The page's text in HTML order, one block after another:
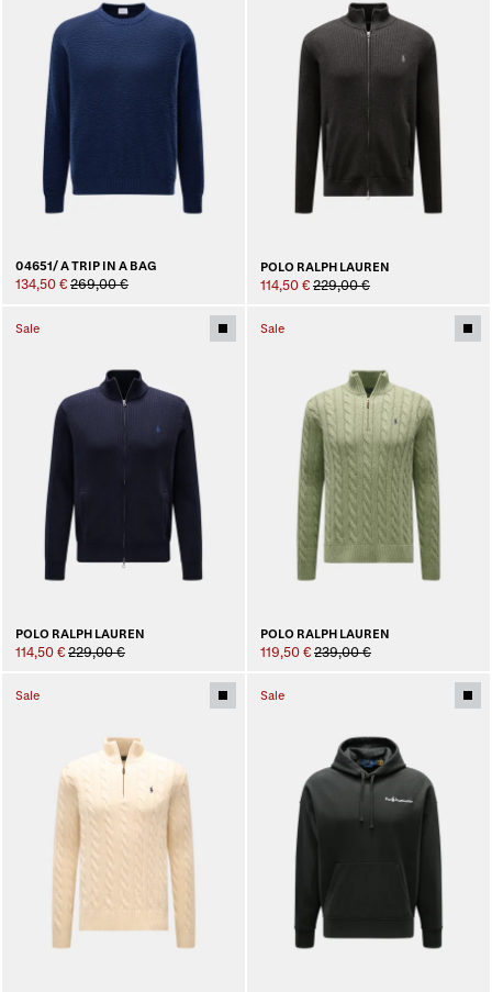
04651/ A TRIP IN A BAG
134,50 € 269,00 €
POLO RALPH LAUREN
114,50 € 229,00 €
Sale
POLO RALPH LAUREN
114,50 € 229,00 €
Sale
POLO RALPH LAUREN
119,50 € 239,00 €
Sale Sale